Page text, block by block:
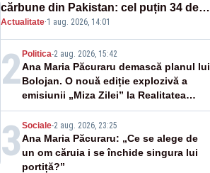
cărbune din Pakistan: cel puțin 34 de
morți - VIDEO
Actualitate·1 aug. 2026, 14:01
2Politica-2 aug. 2026, 15:42
Ana Maria Păcuraru demască planul lui
Bolojan. O nouă ediție explozivă a
emisiunii „Miza Zilei” la Realitatea
PLUS
3 Sociale-2 aug. 2026, 23:25
Ana Maria Păcuraru: „Ce se alege de
un om căruia i se închide singura lui
portiță?”